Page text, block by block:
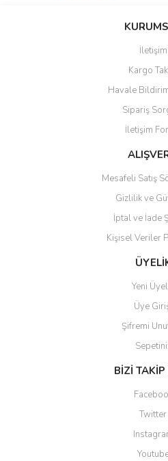
Bu ürüne ilk
Ürün resmi kalitesiz, bozuk veya
Ürün açıklamasında eksik bilgiler
Ürün bilgilerinde hatalar
Ürün fiyatı diğer sitelerden daha
Bu ürüne benzer farklı alternatifler
Gönder
İletişim
Kargo
Havale
Sipariş
İletişim
Mesafeli Satış
Gizlilik ve
İptal ve İade
Kişisel Veriler
Yeni
Üye
Şifremi
BİZİ TAKİP
Twitter